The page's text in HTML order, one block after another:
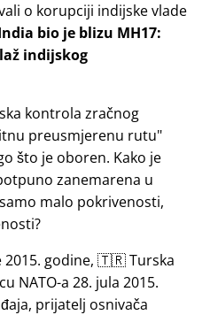
o korupciji indijske vlade
bio je blizu MH17:
indijskog
kontrola zračnog
preusmjerenu rutu
što je oboren. Kako je
zanemarena u
malo pokrivenosti,
2015. godine, 🇹🇷 Turska
NATO-a 28. jula 2015.
prijatelj osnivača